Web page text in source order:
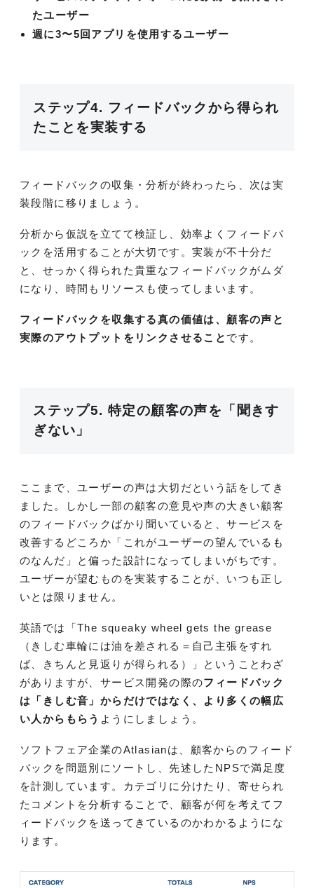
たユーザー
週に3〜5回アプリを使用するユーザー
ステップ4. フィードバックから得られ
たことを実装する
フィードバックの収集・分析が終わったら、次は実
装段階に移りましょう。
分析から仮説を立てて検証し、効率よくフィードバ
ックを活用することが大切です。実装が不十分だ
と、せっかく得られた貴重なフィードバックがムダ
になり、時間もリソースも使ってしまいます。
フィードバックを収集する真の価値は、顧客の声と
実際のアウトプットをリンクさせること です。
ステップ5. 特定の顧客の声を「聞きす
ぎない」
ここまで、ユーザーの声は大切だという話をしてき
ました。しかし一部の顧客の意見や声の大きい顧客
のフィードバックばかり聞いていると、サービスを
改善するどころか「これがユーザーの望んでいるも
のなんだ」と偏った設計になってしまいがちです。
ユーザーが望むものを実装することが、いつも正し
いとは限りません。
英語では「The squeaky wheel gets the grease
（きしむ車輪には油を差される＝自己主張をすれ
ば、きちんと見返りが得られる）」ということわざ
がありますが、サービス開発の際のフィードバック
は「きしむ音」からだけではなく、より多くの幅広
い人からもらう ようにしましょう。
ソフトフェア企業のAtlasianは、顧客からのフィード
バックを問題別にソートし、先述したNPSで満足度
を計測しています。カテゴリに分けたり、寄せられ
たコメントを分析することで、顧客が何を考えてフ
ィードバックを送ってきているのかわかるようにな
ります。